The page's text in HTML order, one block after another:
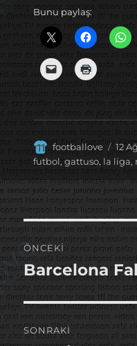
Bunu paylaş:
Yazar
footballove
Yayın
12
futbol, gattuso, la liga,
Yazı
gezinmesi
ÖNCEKI
Önceki
yazı:
Barcelona
SONRAKI